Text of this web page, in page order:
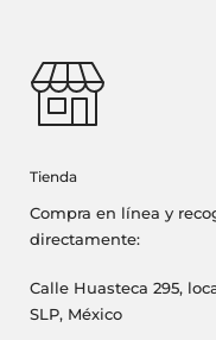
Tienda
Compra en línea y
directamente:
Calle Huasteca 295,
SLP, México